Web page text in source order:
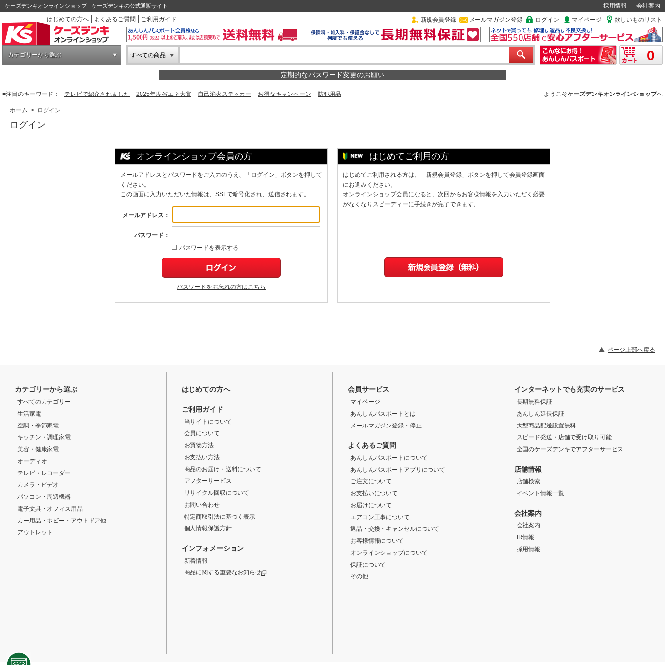
ケーズデンキオンラインショップ - ケーズデンキの公式通販サイト 採用情報
会社案内
はじめての方へ
よくあるご質問 ご利用ガイド 新規会員登録 メールマガジン登録 ログイン マイページ 欲しいものリスト
カテゴリーから選ぶ すべての商品 0
定期的なパスワード変更のお願い
■注目のキーワード： テレビで紹介されました 2025年度省エネ大賞 自己消火ステッカー お得なキャンペーン 防犯用品 ようこそケーズデンキオンラインショップへ
ホーム > ログイン
ログイン
オンラインショップ会員の方
メールアドレスとパスワードをご入力のうえ、「ログイン」ボタンを押して
ください。
この画面に入力いただいた情報は、SSLで暗号化され、送信されます。
メールアドレス：
パスワード：
パスワードを表示する
パスワードをお忘れの方はこちら
はじめてご利用の方
はじめてご利用される方は、「新規会員登録」ボタンを押して会員登録画面
にお進みください。
オンラインショップ会員になると、次回からお客様情報を入力いただく必要
がなくなりスピーディーに手続きが完了できます。
ページ上部へ戻る
カテゴリーから選ぶ
すべてのカテゴリー
生活家電
空調・季節家電
キッチン・調理家電
美容・健康家電
オーディオ
テレビ・レコーダー
カメラ・ビデオ
パソコン・周辺機器
電子文具・オフィス用品
カー用品・ホビー・アウトドア他
アウトレット
はじめての方へ
ご利用ガイド
当サイトについて
会員について
お買物方法
お支払い方法
商品のお届け・送料について
アフターサービス
リサイクル回収について
お問い合わせ
特定商取引法に基づく表示
個人情報保護方針
インフォメーション
新着情報
商品に関する重要なお知らせ
会員サービス
マイページ
あんしんパスポートとは
メールマガジン登録・停止
よくあるご質問
あんしんパスポートについて
あんしんパスポートアプリについて
ご注文について
お支払いについて
お届けについて
エアコン工事について
返品・交換・キャンセルについて
お客様情報について
オンラインショップについて
保証について
その他
インターネットでも充実のサービス
長期無料保証
あんしん延長保証
大型商品配送設置無料
スピード発送・店舗で受け取り可能
全国のケーズデンキでアフターサービス
店舗情報
店舗検索
イベント情報一覧
会社案内
会社案内
IR情報
採用情報